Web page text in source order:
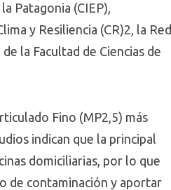
Patagonia (CIEP),
y Resiliencia (CR)2, la Red
la Facultad de Ciencias de
Fino (MP2,5) más
indican que la principal
domiciliarias, por lo que
de contaminación y aportar